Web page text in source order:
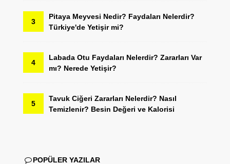
3
Pitaya Meyvesi Nedir? Faydaları Nelerdir?
Türkiye'de Yetişir mi?
4
Labada Otu Faydaları Nelerdir? Zararları Var
mı? Nerede Yetişir?
5
Tavuk Ciğeri Zararları Nelerdir? Nasıl
Temizlenir? Besin Değeri ve Kalorisi
POPÜLER YAZILAR